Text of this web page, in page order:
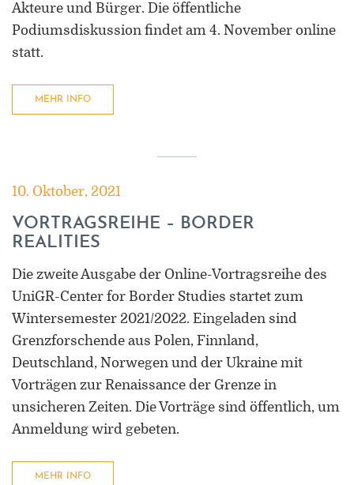
Akteure und Bürger. Die öffentliche
Podiumsdiskussion findet am 4. November online
statt.
MEHR INFO
10. Oktober, 2021
VORTRAGSREIHE – BORDER
REALITIES
Die zweite Ausgabe der Online-Vortragsreihe des
UniGR-Center for Border Studies startet zum
Wintersemester 2021/2022. Eingeladen sind
Grenzforschende aus Polen, Finnland,
Deutschland, Norwegen und der Ukraine mit
Vorträgen zur Renaissance der Grenze in
unsicheren Zeiten. Die Vorträge sind öffentlich, um
Anmeldung wird gebeten.
MEHR INFO